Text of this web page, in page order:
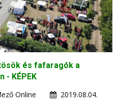
és fafaragók a
- KÉPEK
Online
2019.08.04.